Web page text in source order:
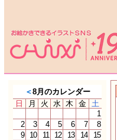
＜8月のカレンダー
日
月 火 水 木 金 土
1
2
3 4 5 6 7
8
9
10 11 12 13 14
15